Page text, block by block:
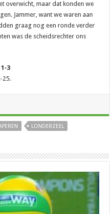
overwicht, maar dat konden we
Jammer, want we waren aan
graag nog een ronde verder
was de scheidsrechter ons
3
25.
LONDERZEEL